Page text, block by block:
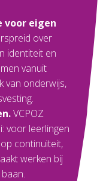
voor eigen
over
identiteit en
vanuit
van onderwijs,
VCPOZ
voor leerlingen
continuïteit,
werken bij